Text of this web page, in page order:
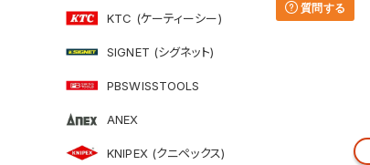
KTC (ケーティーシー)
SIGNET (シグネット)
PBSWISSTOOLS
ANEX
KNIPEX (クニペックス)
質問する